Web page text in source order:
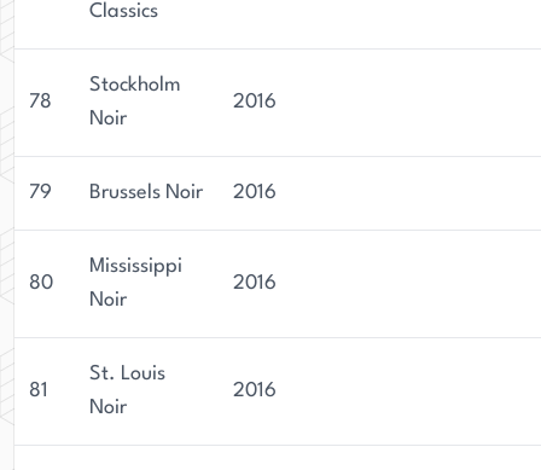
Classics
78
Stockholm
Noir
2016
79 Brussels Noir 2016
80
Mississippi
Noir
2016
81
St. Louis
Noir
2016